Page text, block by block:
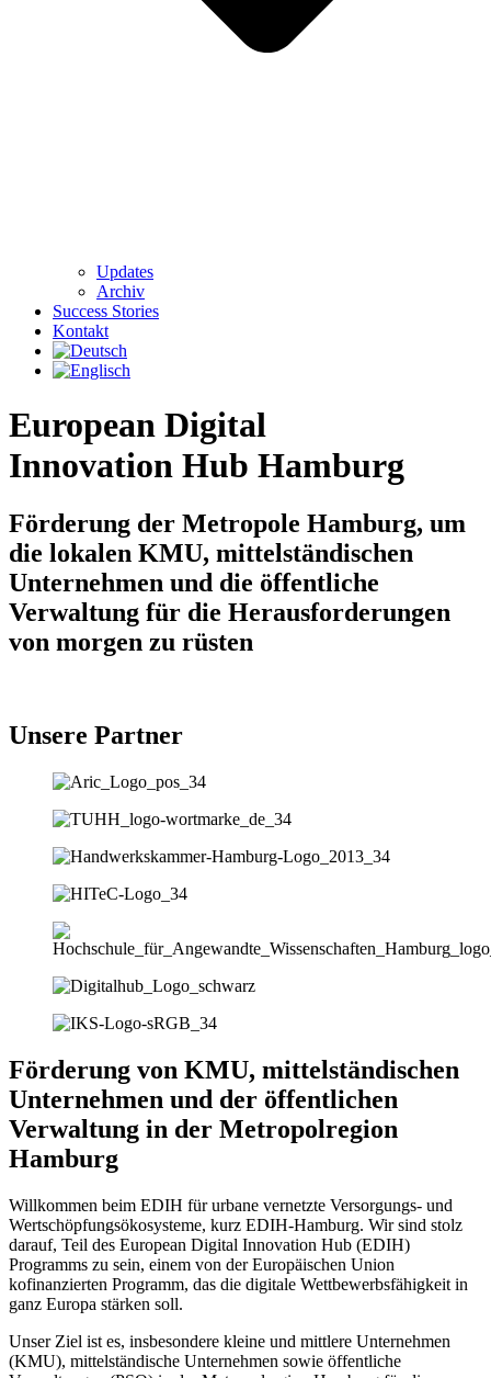
Updates
Archiv
Success Stories
Kontakt
European Digital
Innovation Hub Hamburg
Förderung der Metropole Hamburg, um
die lokalen KMU, mittelständischen
Unternehmen und die öffentliche
Verwaltung für die Herausforderungen
von morgen zu rüsten
Unsere Partner
Förderung von KMU, mittelständischen
Unternehmen und der öffentlichen
Verwaltung in der Metropolregion
Hamburg
Willkommen beim EDIH für urbane vernetzte Versorgungs- und
Wertschöpfungsökosysteme, kurz EDIH-Hamburg. Wir sind stolz
darauf, Teil des European Digital Innovation Hub (EDIH)
Programms zu sein, einem von der Europäischen Union
kofinanzierten Programm, das die digitale Wettbewerbsfähigkeit in
ganz Europa stärken soll.
Unser Ziel ist es, insbesondere kleine und mittlere Unternehmen
(KMU), mittelständische Unternehmen sowie öffentliche